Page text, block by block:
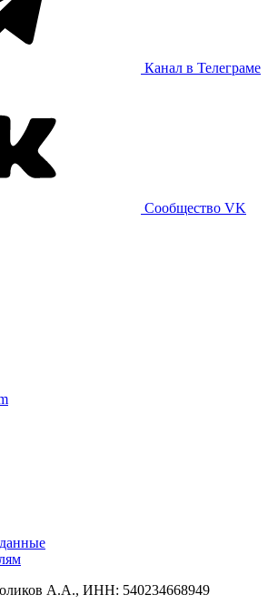
Канал в Телеграме
Cообщество VK
А.А., ИНН: 540234668949